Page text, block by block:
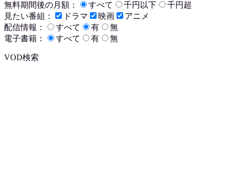
無料期間後の月額：
すべて 千円以下
千円超
見たい番組：
ドラマ 映画
アニメ
配信情報：
すべて 有
無
電子書籍：
すべて 有 無
VOD検索